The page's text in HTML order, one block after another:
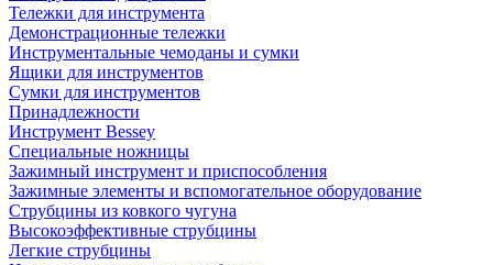
Тележки для инструмента
Демонстрационные тележки
Инструментальные чемоданы и сумки
Ящики для инструментов
Сумки для инструментов
Принадлежности
Инструмент Bessey
Специальные ножницы
Зажимный инструмент и приспособления
Зажимные элементы и вспомогательное оборудование
Струбцины из ковкого чугуна
Высокоэффективные струбцины
Легкие струбцины